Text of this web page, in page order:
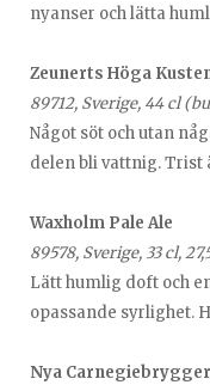
nyanser och lätta
Zeunerts Höga
89712, Sverige, 44 cl
Något söt och utan
delen bli vattnig. Trist
Waxholm Pale Ale
89578, Sverige, 33 cl,
Lätt humlig doft och
opassande syrlighet.
Nya